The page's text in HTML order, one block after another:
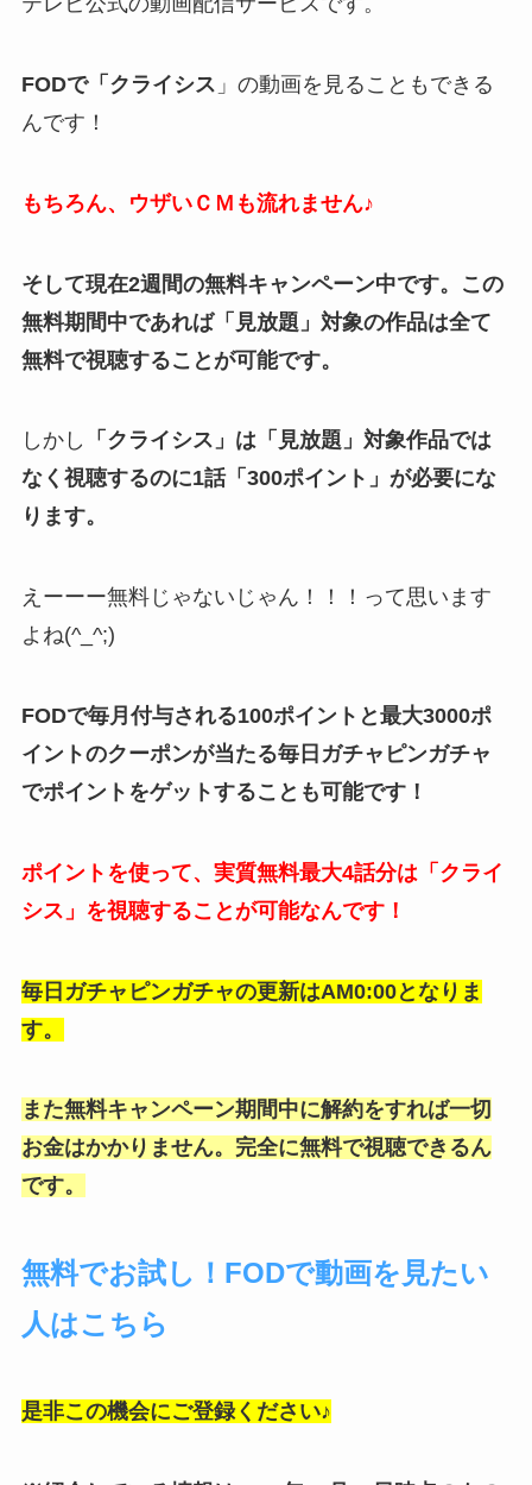
FODで「クライシス 」の動画を見ることもできる
んです！
もちろん、ウザいＣＭも流れません♪
そして現在2週間の無料キャンペーン中です。この
無料期間中であれば「見放題」対象の作品は全て
無料で視聴することが可能です。
しかし
「クライシス」は「見放題」対象作品では
なく視聴するのに1話「300ポイント」が必要にな
ります。
えーーー無料じゃないじゃん！！！って思います
よね(^_^;)
FODで毎月付与される100ポイントと最大3000ポ
イントのクーポンが当たる毎日ガチャピンガチャ
でポイントをゲットすることも可能です！
ポイントを使って、実質無料最大4話分は「クライ
シス」を視聴することが可能なんです！
毎日ガチャピンガチャの更新はAM0:00となりま
す。
また無料キャンペーン期間中に解約をすれば一切
お金はかかりません。完全に無料で視聴できるん
です。
無料でお試し！FODで動画を見たい
人はこちら
是非この機会にご登録ください♪